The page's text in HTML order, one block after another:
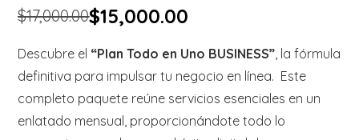
$17,000.00$15,000.00
Descubre el “Plan Todo en Uno BUSINESS” , la fórmula
definitiva para impulsar tu negocio en línea. Este
completo paquete reúne servicios esenciales en un
enlatado mensual, proporcionándote todo lo